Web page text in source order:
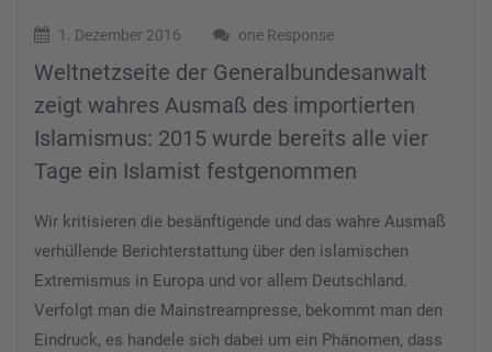
1. Dezember 2016 one Response
Weltnetzseite der Generalbundesanwalt
zeigt wahres Ausmaß des importierten
Islamismus: 2015 wurde bereits alle vier
Tage ein Islamist festgenommen
Wir kritisieren die besänftigende und das wahre Ausmaß
verhüllende Berichterstattung über den islamischen
Extremismus in Europa und vor allem Deutschland.
Verfolgt man die Mainstreampresse, bekommt man den
Eindruck, es handele sich dabei um ein Phänomen, dass